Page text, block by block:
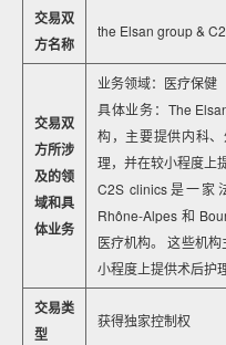
交易双
方名称
the Elsan group &
交易双
方所涉
及的领
域和具
体业务
业务领域：医疗保健
具体业务：The
构，主要提供内科
理，并在较小程度上
C2S clinics是一家
Rhône-Alpes 和
医疗机构。 这些机
小程度上提供术后护
交易类
型
获得独家控制权